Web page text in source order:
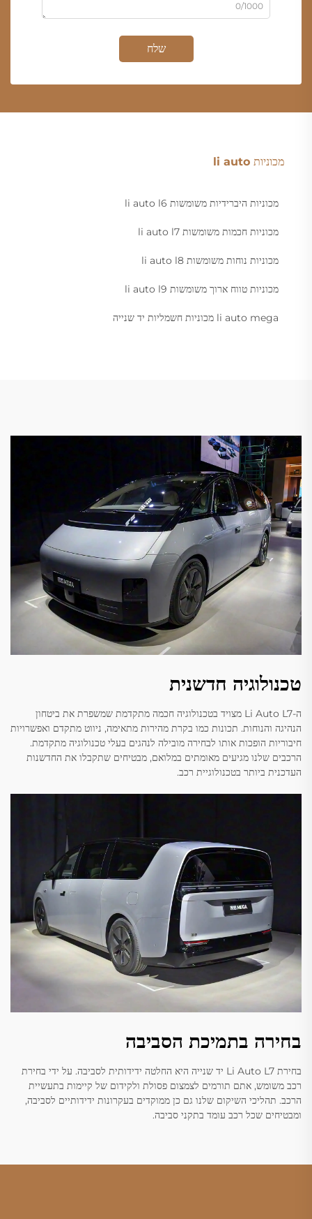
0/1000
שלח
מכוניות li auto
מכוניות היברידיות משומשות li auto l6
מכוניות חכמות משומשות li auto l7
מכוניות נוחות משומשות li auto l8
מכוניות טווח ארוך משומשות li auto l9
li auto mega מכוניות חשמליות יד שנייה
טכנולוגיה חדשנית
ה-Li Auto L7 מצויד בטכנולוגיה חכמה מתקדמת שמשפרת את ביטחון
הנהיגה והנוחות. תכונות כמו בקרת מהירות מתאימה, ניווט מתקדם ואפשרויות
חיבוריות הופכות אותו לבחירה מובילה לנהגים בעלי טכנולוגיה מתקדמת.
הרכבים שלנו מגיעים מאומתים במלואם, מבטיחים שתקבלו את החדשנות
העדכנית ביותר בטכנולוגיית רכב.
בחירה בתמיכת הסביבה
בחירת Li Auto L7 יד שנייה היא החלטה ידידותית לסביבה. על ידי בחירת
רכב משומש, אתם תורמים לצמצום פסולת ולקידום של קיימות בתעשיית
הרכב. תהליכי השיקום שלנו גם כן ממוקדים בעקרונות ידידותיים לסביבה,
ומבטיחים שכל רכב עומד בתקני סביבה.